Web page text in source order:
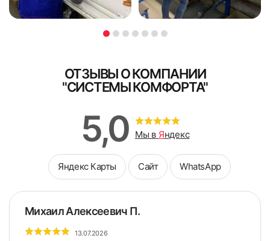
ОТЗЫВЫ О КОМПАНИИ
"СИСТЕМЫ КОМФОРТА"
5,0 Мы в Яндекс
Яндекс Карты Сайт WhatsApp
Михаил Алексеевич П.
13.07.2026